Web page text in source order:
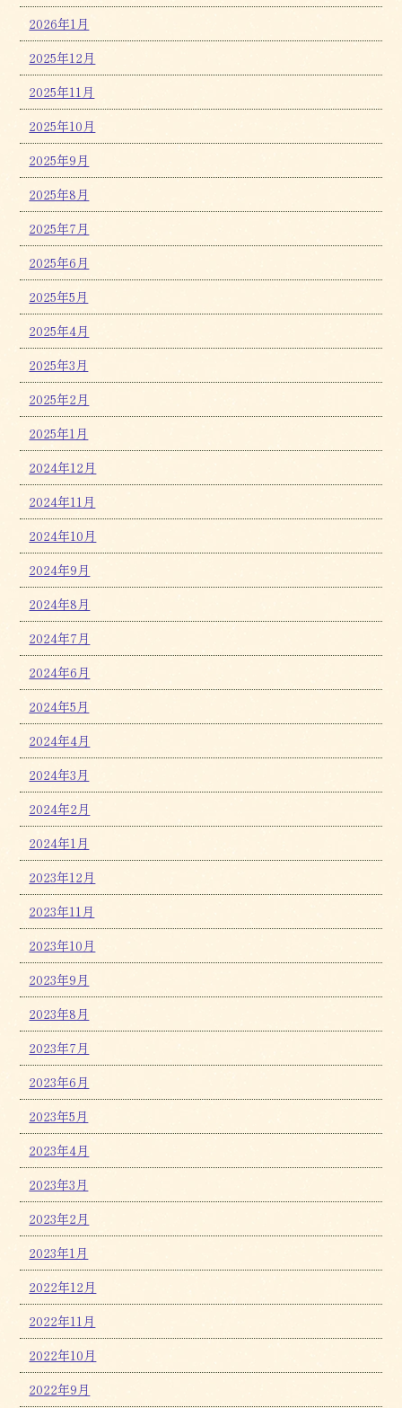
2026年1月
2025年12月
2025年11月
2025年10月
2025年9月
2025年8月
2025年7月
2025年6月
2025年5月
2025年4月
2025年3月
2025年2月
2025年1月
2024年12月
2024年11月
2024年10月
2024年9月
2024年8月
2024年7月
2024年6月
2024年5月
2024年4月
2024年3月
2024年2月
2024年1月
2023年12月
2023年11月
2023年10月
2023年9月
2023年8月
2023年7月
2023年6月
2023年5月
2023年4月
2023年3月
2023年2月
2023年1月
2022年12月
2022年11月
2022年10月
2022年9月